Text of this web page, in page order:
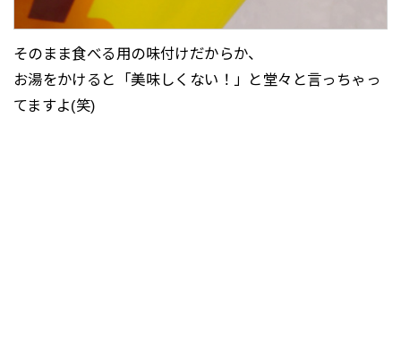
そのまま食べる用の味付けだからか、
お湯をかけると「美味しくない！」と堂々と言っちゃっ
てますよ(笑)